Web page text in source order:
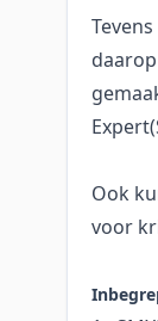
Ook
voor